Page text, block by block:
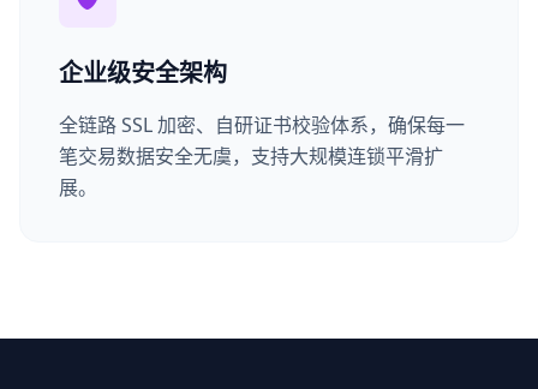
企业级安全架构
全链路 SSL 加密、自研证书校验体系，确保每一
笔交易数据安全无虞，支持大规模连锁平滑扩
展。